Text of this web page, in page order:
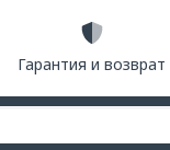
Гарантия и возврат